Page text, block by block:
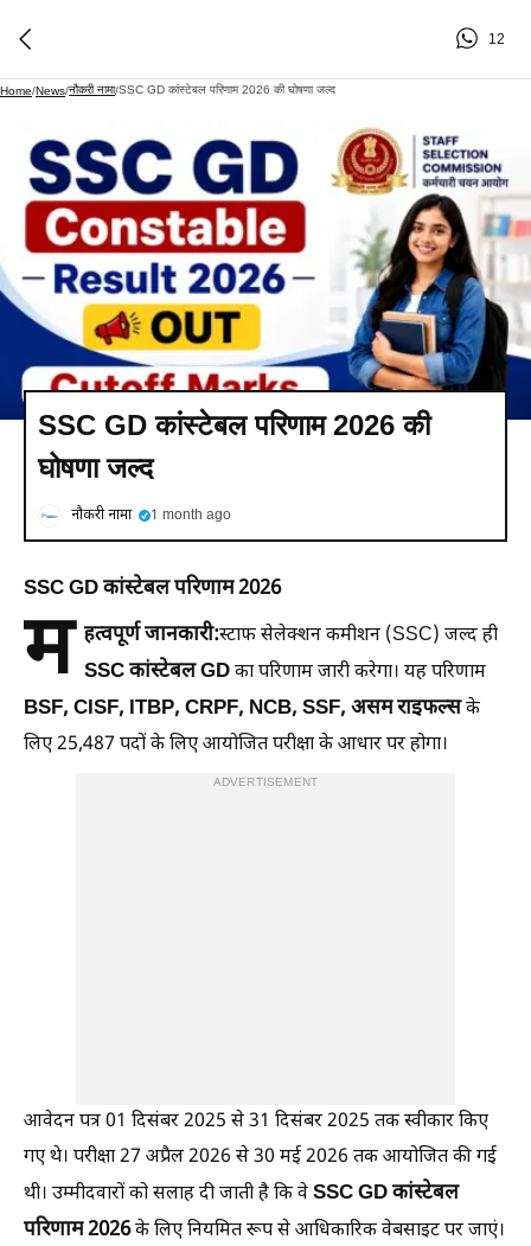
12
Home/News/नौकरी नामा/SSC GD कांस्टेबल परिणाम 2026 की घोषणा जल्द
SSC GD कांस्टेबल परिणाम 2026 की
घोषणा जल्द
नौकरी नामा 1 month ago
SSC GD कांस्टेबल परिणाम 2026
म हत्वपूर्ण जानकारी:स्टाफ सेलेक्शन कमीशन (SSC) जल्द ही
SSC कांस्टेबल GDका परिणाम जारी करेगा। यह परिणाम
BSF, CISF, ITBP, CRPF, NCB, SSF, असम राइफल्सके
लिए 25,487 पदों के लिए आयोजित परीक्षा के आधार पर होगा।
ADVERTISEMENT
आवेदन पत्र 01 दिसंबर 2025 से 31 दिसंबर 2025 तक स्वीकार किए
गए थे। परीक्षा 27 अप्रैल 2026 से 30 मई 2026 तक आयोजित की गई
थी। उम्मीदवारों को सलाह दी जाती है कि वेSSC GD कांस्टेबल
परिणाम 2026के लिए नियमित रूप से आधिकारिक वेबसाइट पर जाएं।